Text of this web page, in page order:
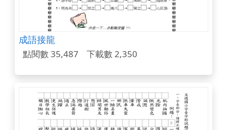
成語接龍
點閱數 35,487 下載數 2,350